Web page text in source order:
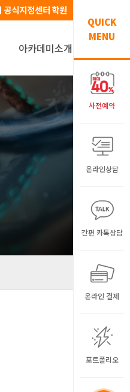
아카데미소개
QUICK
MENU
사전예약
온라인상담
간편 카톡상담
온라인 결제
포트폴리오